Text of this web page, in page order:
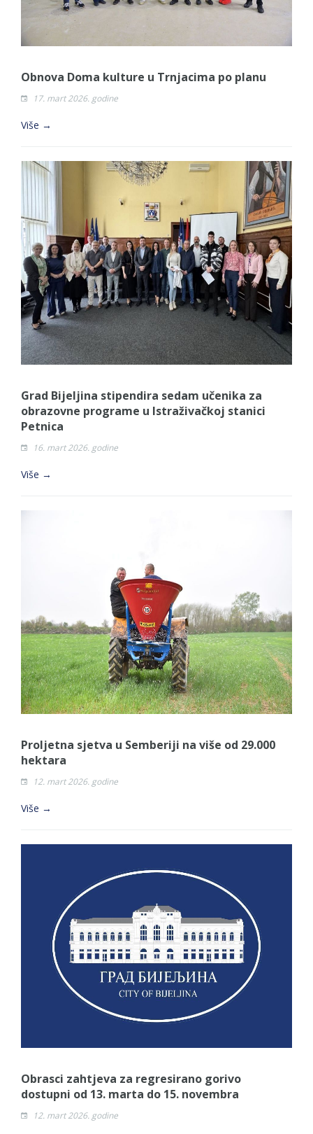
Obnova Doma kulture u Trnjacima po planu
17. mart 2026. godine
Više →
Grad Bijeljina stipendira sedam učenika za
obrazovne programe u Istraživačkoj stanici
Petnica
16. mart 2026. godine
Više →
Proljetna sjetva u Semberiji na više od 29.000
hektara
12. mart 2026. godine
Više →
Obrasci zahtjeva za regresirano gorivo
dostupni od 13. marta do 15. novembra
12. mart 2026. godine